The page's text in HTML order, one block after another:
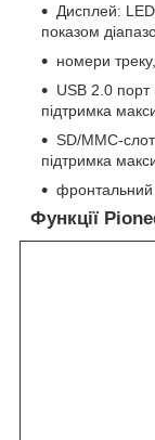
Дисплей:
показом
номери
USB 2.0 порт
підтримка
SD/MMC-
підтримка
фронтальний
Функції